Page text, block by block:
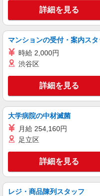
株式会社kotrio /●YK-H-
≪綱島駅
戦！シフ
時給
横浜市
キープ
株式会社kotrio /●YK-H-1902083
菊名駅＊
時給◎研
時給
通費全支
横浜市
詳細を見る
マンションの受付・案内スタ
時給 2,000円
渋谷区
詳細を見る
大学病院の中材滅菌
月給 254,160円
足立区
詳細を見る
レジ・商品陳列スタッフ